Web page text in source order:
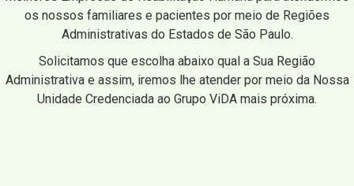
os nossos familiares e pacientes por meio de Regiões
Administrativas do Estados de São Paulo.
Solicitamos que escolha abaixo qual a Sua Região
Administrativa e assim, iremos lhe atender por meio da Nossa
Unidade Credenciada ao Grupo ViDA mais próxima.